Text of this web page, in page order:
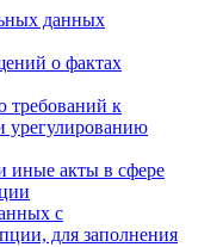
данных
о фактах
требований к
урегулированию
иные акты в сфере
с
для заполнения